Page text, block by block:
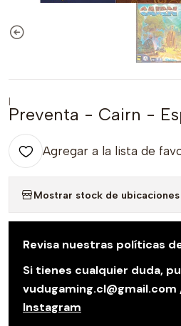
|
Preventa - Cairn -
Agregar a la lista de
Mostrar stock de ubicaciones
Revisa nuestras políticas
Si tienes cualquier duda,
vudugaming.cl@gmail.com
Instagram